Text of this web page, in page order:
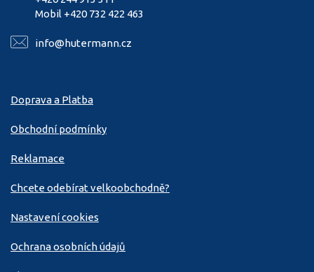
Mobil +420 732 422 463
info@hutermann.cz
Doprava a Platba
Obchodní podmínky
Reklamace
Chcete odebírat velkoobchodně?
Nastavení cookies
Ochrana osobních údajů